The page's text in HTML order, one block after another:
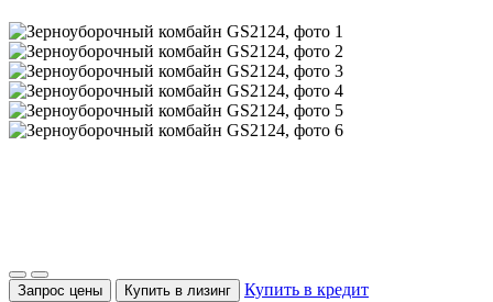
Запрос цены Купить в лизинг Купить в кредит